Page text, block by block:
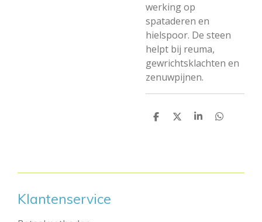
werking op
spataderen en
hielspoor. De steen
helpt bij reuma,
gewrichtsklachten en
zenuwpijnen.
D
D
S
D
Klantenservice